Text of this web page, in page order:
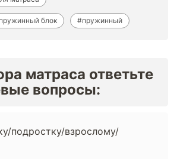
блок #пружинный
матраса ответьте
вопросы:
подростку/взрослому/